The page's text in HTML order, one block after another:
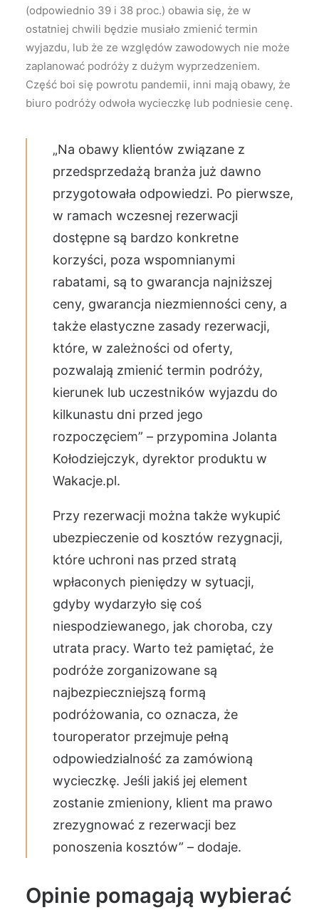
(odpowiednio 39 i 38 proc.) obawia się, że w
ostatniej chwili będzie musiało zmienić termin
wyjazdu, lub że ze względów zawodowych nie może
zaplanować podróży z dużym wyprzedzeniem.
Część boi się powrotu pandemii, inni mają obawy, że
biuro podróży odwoła wycieczkę lub podniesie cenę.
„Na obawy klientów związane z
przedsprzedażą branża już dawno
przygotowała odpowiedzi. Po pierwsze,
w ramach wczesnej rezerwacji
dostępne są bardzo konkretne
korzyści, poza wspomnianymi
rabatami, są to gwarancja najniższej
ceny, gwarancja niezmienności ceny, a
także elastyczne zasady rezerwacji,
które, w zależności od oferty,
pozwalają zmienić termin podróży,
kierunek lub uczestników wyjazdu do
kilkunastu dni przed jego
rozpoczęciem” – przypomina Jolanta
Kołodziejczyk, dyrektor produktu w
Wakacje.pl.
Przy rezerwacji można także wykupić
ubezpieczenie od kosztów rezygnacji,
które uchroni nas przed stratą
wpłaconych pieniędzy w sytuacji,
gdyby wydarzyło się coś
niespodziewanego, jak choroba, czy
utrata pracy. Warto też pamiętać, że
podróże zorganizowane są
najbezpieczniejszą formą
podróżowania, co oznacza, że
touroperator przejmuje pełną
odpowiedzialność za zamówioną
wycieczkę. Jeśli jakiś jej element
zostanie zmieniony, klient ma prawo
zrezygnować z rezerwacji bez
ponoszenia kosztów” – dodaje.
Opinie pomagają wybierać